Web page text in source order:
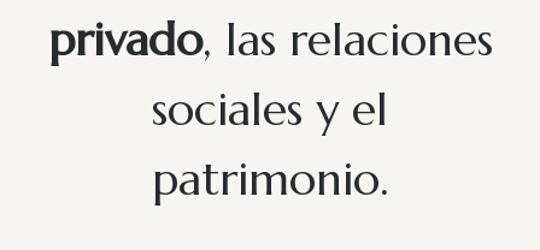
privado, las relaciones
sociales y el
patrimonio.